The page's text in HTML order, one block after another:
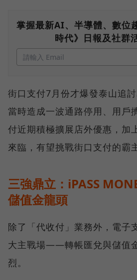
掌握最新AI、半導體、數位
時代》日報及社群
街口支付7月份才爆發泰山追
當時造成一波通路停用、用戶
付近期積極擴展店外優惠，加
來臨，有望挑戰街口支付的霸
三強鼎立：iPASS
儲值金龍頭
除了「代收付」業務外，電子
大主戰場——轉帳匯兌與儲值
烈。